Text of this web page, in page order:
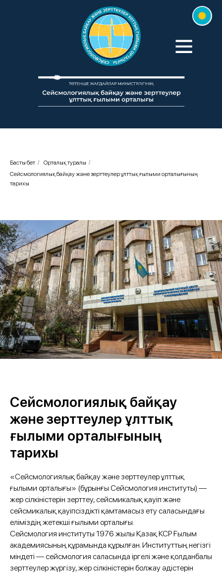
Басты бет / Орталық туралы /
Сейсмологиялық байқау және зерттеулер ұлттық ғылыми орталығының
тарихы
Сейсмологиялық байқау
және зерттеулер ұлттық
ғылыми орталығының
тарихы
«Сейсмологиялық байқау және зерттеулер ұлттық
ғылыми орталығы» (бұрынғы Сейсмология институты) —
жер сілкіністерін зерттеу, сейсмикалық қауіп және
сейсмикалық қауіпсіздікті қамтамасыз ету саласындағы
еліміздің жетекші ғылыми орталығы.
Сейсмология институты 1976 жылы Қазақ КСР Ғылым
академиясының құрамында құрылған. Институттың негізгі
міндеті — сейсмология саласында іргелі және қолданбалы
зерттеулер жүргізу, жер сілкіністерін болжау әдістерін